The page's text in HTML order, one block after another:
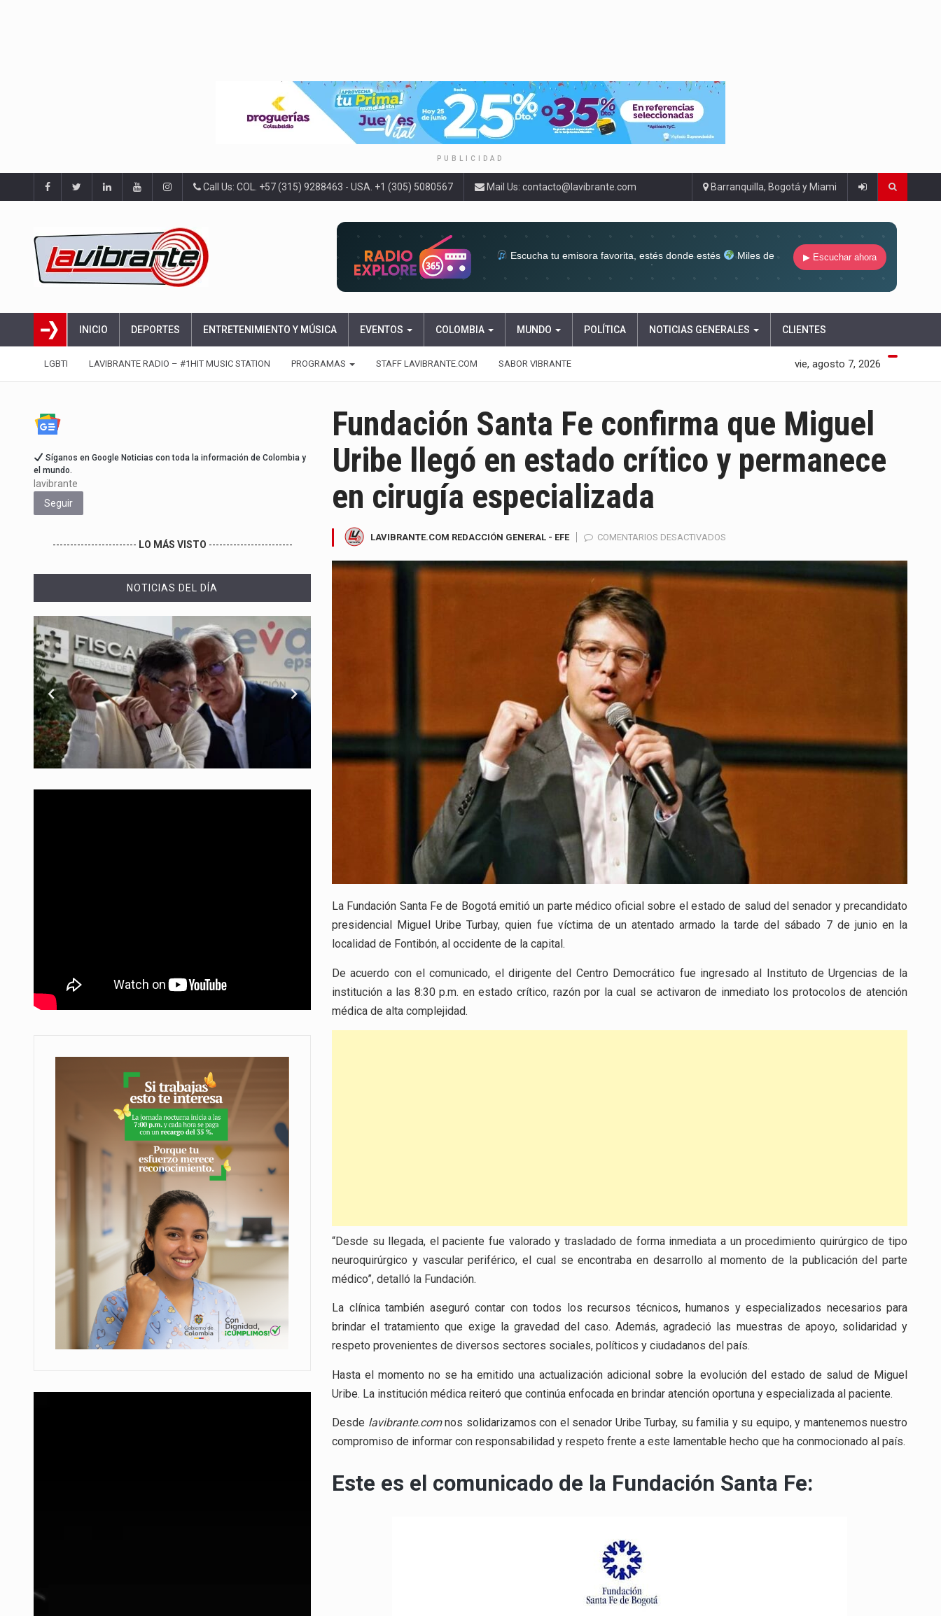
PUBLICIDAD
Call Us: COL. +57 (315) 9288463 - USA. +1 (305) 5080567 Mail Us: contacto@lavibrante.com Barranquilla, Bogotá y Miami
Escucha tu emisora favorita, estés donde estés
Miles de
▶ Escuchar ahora
INICIO DEPORTES ENTRETENIMIENTO Y MÚSICA EVENTOS COLOMBIA MUNDO POLÍTICA NOTICIAS GENERALES CLIENTES
LGBTI LAVIBRANTE RADIO – #1HIT MUSIC STATION PROGRAMAS STAFF LAVIBRANTE.COM SABOR VIBRANTE vie, agosto 7, 2026
Fundación Santa Fe confirma que Miguel
Uribe llegó en estado crítico y permanece
en cirugía especializada
LAVIBRANTE.COM REDACCIÓN GENERAL - EFE COMENTARIOS DESACTIVADOS
FE
EN
ESPECIALIZADA
La Fundación Santa Fe de Bogotá emitió un parte médico oficial sobre el estado de salud del senador y precandidato
presidencial Miguel Uribe Turbay, quien fue víctima de un atentado armado la tarde del sábado 7 de junio en la
localidad de Fontibón, al occidente de la capital.
De acuerdo con el comunicado, el dirigente del Centro Democrático fue ingresado al Instituto de Urgencias de la
institución a las 8:30 p.m. en estado crítico, razón por la cual se activaron de inmediato los protocolos de atención
médica de alta complejidad.
“Desde su llegada, el paciente fue valorado y trasladado de forma inmediata a un procedimiento quirúrgico de tipo
neuroquirúrgico y vascular periférico, el cual se encontraba en desarrollo al momento de la publicación del parte
médico”, detalló la Fundación.
La clínica también aseguró contar con todos los recursos técnicos, humanos y especializados necesarios para
brindar el tratamiento que exige la gravedad del caso. Además, agradeció las muestras de apoyo, solidaridad y
respeto provenientes de diversos sectores sociales, políticos y ciudadanos del país.
Hasta el momento no se ha emitido una actualización adicional sobre la evolución del estado de salud de Miguel
Uribe. La institución médica reiteró que continúa enfocada en brindar atención oportuna y especializada al paciente.
Desde lavibrante.comnos solidarizamos con el senador Uribe Turbay, su familia y su equipo, y mantenemos nuestro
compromiso de informar con responsabilidad y respeto frente a este lamentable hecho que ha conmocionado al país.
Este es el comunicado de la Fundación Santa Fe:
Síganos en Google Noticias con toda la información de Colombia y
el mundo.
lavibrante
Seguir
------------------------ LO MÁS VISTO ------------------------
NOTICIAS DEL DÍA